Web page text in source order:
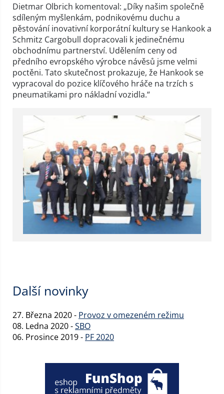
Dietmar Olbrich komentoval: „Díky našim společně
sdíleným myšlenkám, podnikovému duchu a
pěstování inovativní korporátní kultury se Hankook a
Schmitz Cargobull dopracovali k jedinečnému
obchodnímu partnerství. Udělením ceny od
předního evropského výrobce návěsů jsme velmi
poctěni. Tato skutečnost prokazuje, že Hankook se
vypracoval do pozice klíčového hráče na trzích s
pneumatikami pro nákladní vozidla.“
Další novinky
27. Března 2020 - Provoz v omezeném režimu
08. Ledna 2020 -SBO
06. Prosince 2019 - PF 2020